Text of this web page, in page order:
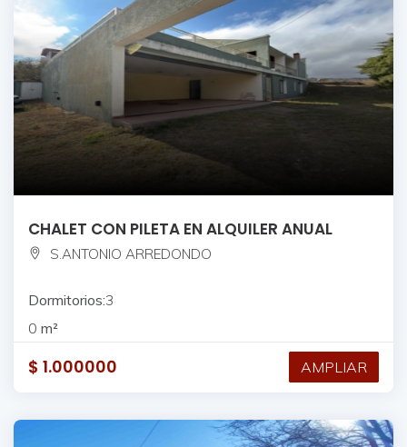
CHALET CON PILETA EN ALQUILER ANUAL
S.ANTONIO ARREDONDO
Dormitorios:3
0 m²
$ 1.000000 AMPLIAR